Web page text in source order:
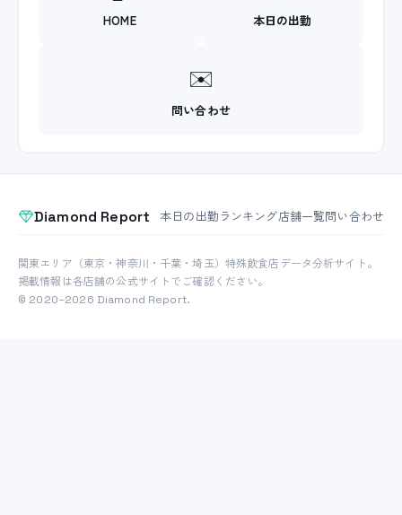
HOME 本日の出勤
✉️
問い合わせ
Diamond Report 本日の出勤ランキング店舗一覧問い合わせ
関東エリア（東京・神奈川・千葉・埼玉）特殊飲食店データ分析サイト。
掲載情報は各店舗の公式サイトでご確認ください。
© 2020–2026 Diamond Report.